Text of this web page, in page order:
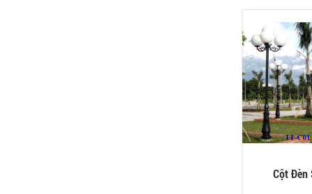
Cột Đèn